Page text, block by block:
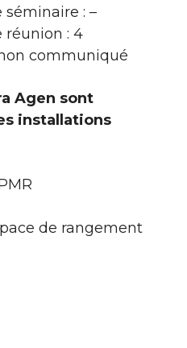
séminaire : –
réunion : 4
communiqué
Agen sont
installations
de rangement